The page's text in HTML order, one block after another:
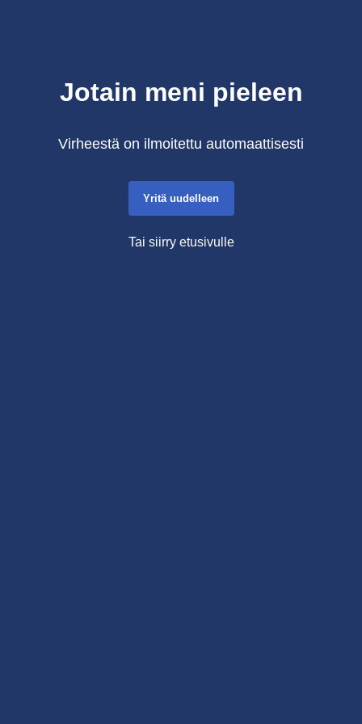
Jotain meni pieleen
Virheestä on ilmoitettu automaattisesti
Yritä uudelleen
Tai siirry etusivulle